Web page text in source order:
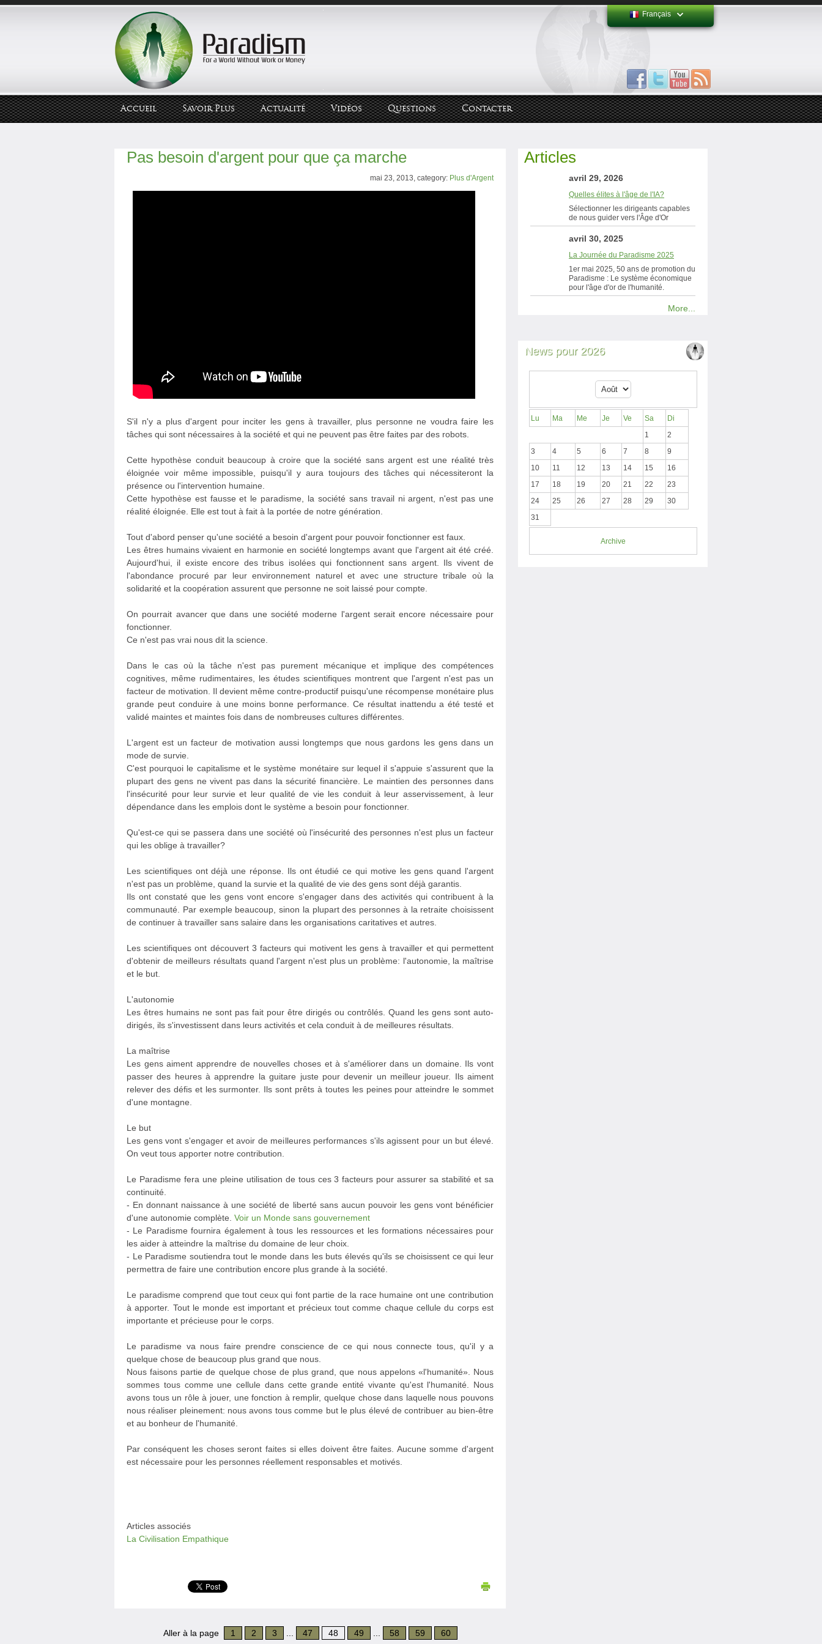
Français
Accueil Savoir Plus Actualité Vidéos Questions Contacter
Pas besoin d'argent pour que ça marche
mai 23, 2013, category: Plus d'Argent
S'il n'y a plus d'argent pour inciter les gens à travailler, plus personne ne voudra faire les
tâches qui sont nécessaires à la société et qui ne peuvent pas être faites par des robots.
Cette hypothèse conduit beaucoup à croire que la société sans argent est une réalité très
éloignée voir même impossible, puisqu'il y aura toujours des tâches qui nécessiteront la
présence ou l'intervention humaine.
Cette hypothèse est fausse et le paradisme, la société sans travail ni argent, n'est pas une
réalité éloignée. Elle est tout à fait à la portée de notre génération.
Tout d'abord penser qu'une société a besoin d'argent pour pouvoir fonctionner est faux.
Les êtres humains vivaient en harmonie en société longtemps avant que l'argent ait été créé.
Aujourd'hui, il existe encore des tribus isolées qui fonctionnent sans argent. Ils vivent de
l'abondance procuré par leur environnement naturel et avec une structure tribale où la
solidarité et la coopération assurent que personne ne soit laissé pour compte.
On pourrait avancer que dans une société moderne l'argent serait encore nécessaire pour
fonctionner.
Ce n'est pas vrai nous dit la science.
Dans le cas où la tâche n'est pas purement mécanique et implique des compétences
cognitives, même rudimentaires, les études scientifiques montrent que l'argent n'est pas un
facteur de motivation. Il devient même contre-productif puisqu'une récompense monétaire plus
grande peut conduire à une moins bonne performance. Ce résultat inattendu a été testé et
validé maintes et maintes fois dans de nombreuses cultures différentes.
L'argent est un facteur de motivation aussi longtemps que nous gardons les gens dans un
mode de survie.
C'est pourquoi le capitalisme et le système monétaire sur lequel il s'appuie s'assurent que la
plupart des gens ne vivent pas dans la sécurité financière. Le maintien des personnes dans
l'insécurité pour leur survie et leur qualité de vie les conduit à leur asservissement, à leur
dépendance dans les emplois dont le système a besoin pour fonctionner.
Qu'est-ce qui se passera dans une société où l'insécurité des personnes n'est plus un facteur
qui les oblige à travailler?
Les scientifiques ont déjà une réponse. Ils ont étudié ce qui motive les gens quand l'argent
n'est pas un problème, quand la survie et la qualité de vie des gens sont déjà garantis.
Ils ont constaté que les gens vont encore s'engager dans des activités qui contribuent à la
communauté. Par exemple beaucoup, sinon la plupart des personnes à la retraite choisissent
de continuer à travailler sans salaire dans les organisations caritatives et autres.
Les scientifiques ont découvert 3 facteurs qui motivent les gens à travailler et qui permettent
d'obtenir de meilleurs résultats quand l'argent n'est plus un problème: l'autonomie, la maîtrise
et le but.
L'autonomie
Les êtres humains ne sont pas fait pour être dirigés ou contrôlés. Quand les gens sont auto-
dirigés, ils s'investissent dans leurs activités et cela conduit à de meilleures résultats.
La maîtrise
Les gens aiment apprendre de nouvelles choses et à s'améliorer dans un domaine. Ils vont
passer des heures à apprendre la guitare juste pour devenir un meilleur joueur. Ils aiment
relever des défis et les surmonter. Ils sont prêts à toutes les peines pour atteindre le sommet
d'une montagne.
Le but
Les gens vont s'engager et avoir de meilleures performances s'ils agissent pour un but élevé.
On veut tous apporter notre contribution.
Le Paradisme fera une pleine utilisation de tous ces 3 facteurs pour assurer sa stabilité et sa
continuité.
- En donnant naissance à une société de liberté sans aucun pouvoir les gens vont bénéficier
d'une autonomie complète. Voir un Monde sans gouvernement
- Le Paradisme fournira également à tous les ressources et les formations nécessaires pour
les aider à atteindre la maîtrise du domaine de leur choix.
- Le Paradisme soutiendra tout le monde dans les buts élevés qu'ils se choisissent ce qui leur
permettra de faire une contribution encore plus grande à la société.
Le paradisme comprend que tout ceux qui font partie de la race humaine ont une contribution
à apporter. Tout le monde est important et précieux tout comme chaque cellule du corps est
importante et précieuse pour le corps.
Le paradisme va nous faire prendre conscience de ce qui nous connecte tous, qu'il y a
quelque chose de beaucoup plus grand que nous.
Nous faisons partie de quelque chose de plus grand, que nous appelons «l'humanité». Nous
sommes tous comme une cellule dans cette grande entité vivante qu'est l'humanité. Nous
avons tous un rôle à jouer, une fonction à remplir, quelque chose dans laquelle nous pouvons
nous réaliser pleinement: nous avons tous comme but le plus élevé de contribuer au bien-être
et au bonheur de l'humanité.
Par conséquent les choses seront faites si elles doivent être faites. Aucune somme d'argent
est nécessaire pour les personnes réellement responsables et motivés.
Articles associés
La Civilisation Empathique
Aller à la page 1 2 3 47 48 49 58 59 60
Articles
avril 29, 2026
Quelles élites à l'âge de l'IA?
Sélectionner les dirigeants capables
de nous guider vers l'Âge d'Or
avril 30, 2025
La Journée du Paradisme 2025
1er mai 2025, 50 ans de promotion du
Paradisme : Le système économique
pour l'âge d'or de l'humanité.
More...
News pour 2026
Lu Ma Me Je Ve Sa
Di
1
2
3
4 5 6 7 8
9
10
11 12 13 14 15
16
17
18 19 20 21 22
23
24
25 26 27 28 29
30
31
Archive